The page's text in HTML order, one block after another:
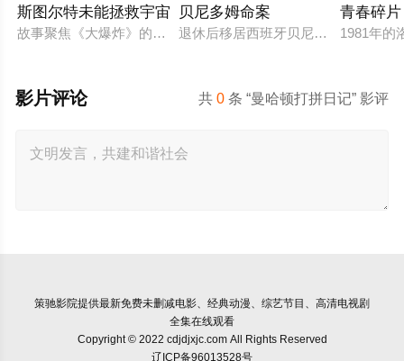
斯图尔特未能拯救宇宙
故事聚焦《大爆炸》的漫画书老板斯图尔特·布鲁姆，他弄坏了
贝尼多姆命案
退休后移居西班牙贝尼多姆经营酒吧
青春碎片
1981年的
共0 条 “曼哈顿打拼日记” 影评
影片评论
策驰影院提供最新免费未删减电影、经典动漫、综艺节目、高清电视剧
全集在线观看
Copyright © 2022 cdjdjxjc.com All Rights Reserved
辽ICP备96013528号